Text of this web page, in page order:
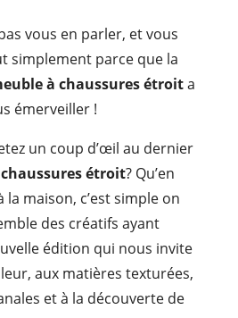
vous en parler, et vous
simplement parce que la
à chaussures étroita
émerveiller !
un coup d’œil au dernier
étroit? Qu’en
la maison, c’est simple on
des créatifs ayant
édition qui nous invite
aux matières texturées,
et à la découverte de